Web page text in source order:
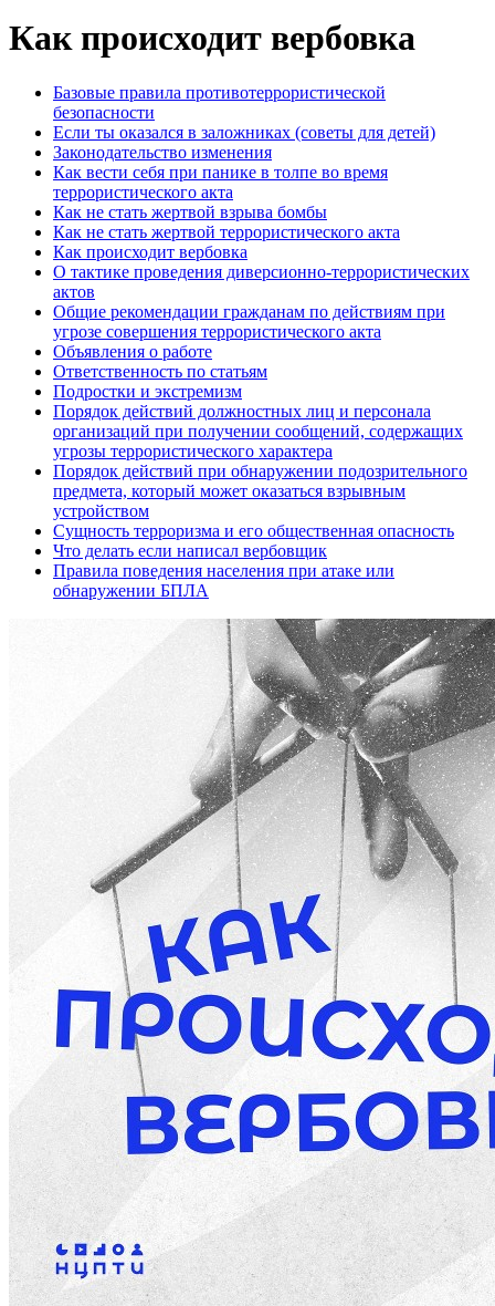
Как происходит вербовка
Базовые правила противотеррористической
безопасности
Если ты оказался в заложниках (советы для детей)
Законодательство изменения
Как вести себя при панике в толпе во время
террористического акта
Как не стать жертвой взрыва бомбы
Как не стать жертвой террористического акта
Как происходит вербовка
О тактике проведения диверсионно-террористических
актов
Общие рекомендации гражданам по действиям при
угрозе совершения террористического акта
Объявления о работе
Ответственность по статьям
Подростки и экстремизм
Порядок действий должностных лиц и персонала
организаций при получении сообщений, содержащих
угрозы террористического характера
Порядок действий при обнаружении подозрительного
предмета, который может оказаться взрывным
устройством
Сущность терроризма и его общественная опасность
Что делать если написал вербовщик
Правила поведения населения при атаке или
обнаружении БПЛА